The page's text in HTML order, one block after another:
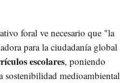
foral ve necesario que "la
para la ciudadanía global
escolares, poniendo
sostenibilidad medioambiental